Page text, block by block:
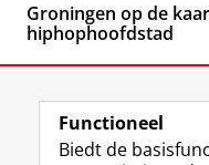
Groningen op de
hiphophoofdstad
Functioneel
Biedt de